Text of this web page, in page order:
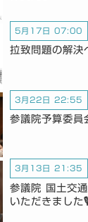
5月17日 07:00
拉致問題の解決
3月22日 22:55
参議院予算委員
3月13日 21:35
参議院 国土交
いただきました